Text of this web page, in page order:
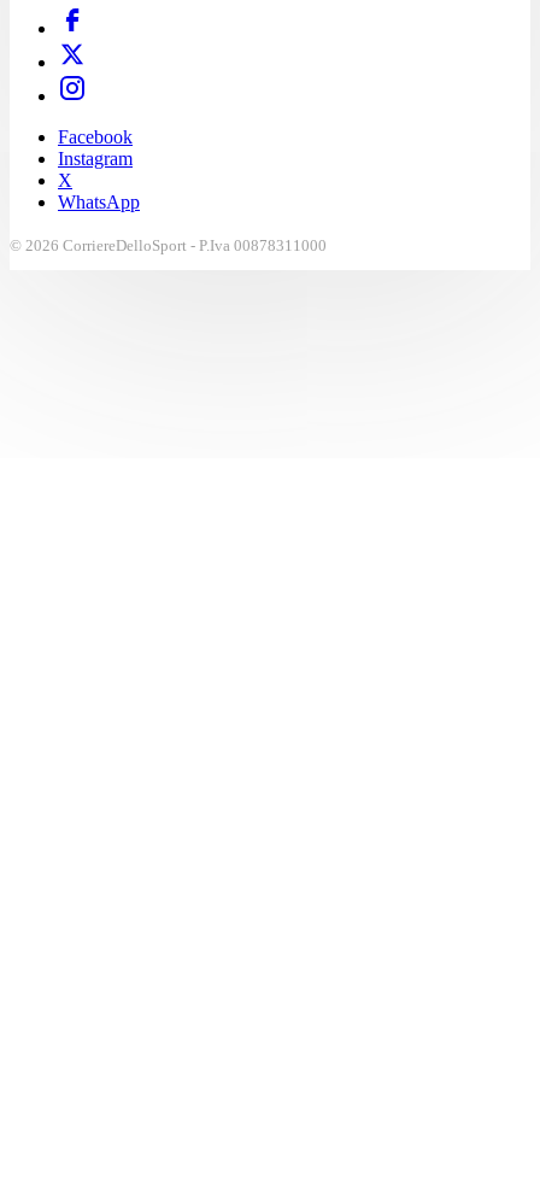
Facebook
Instagram
X
WhatsApp
© 2026 CorriereDelloSport - P.Iva 00878311000